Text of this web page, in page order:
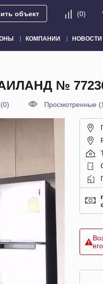
объект (0)
КОМПАНИИ НОВОСТИ
№
(0) Просмотренные